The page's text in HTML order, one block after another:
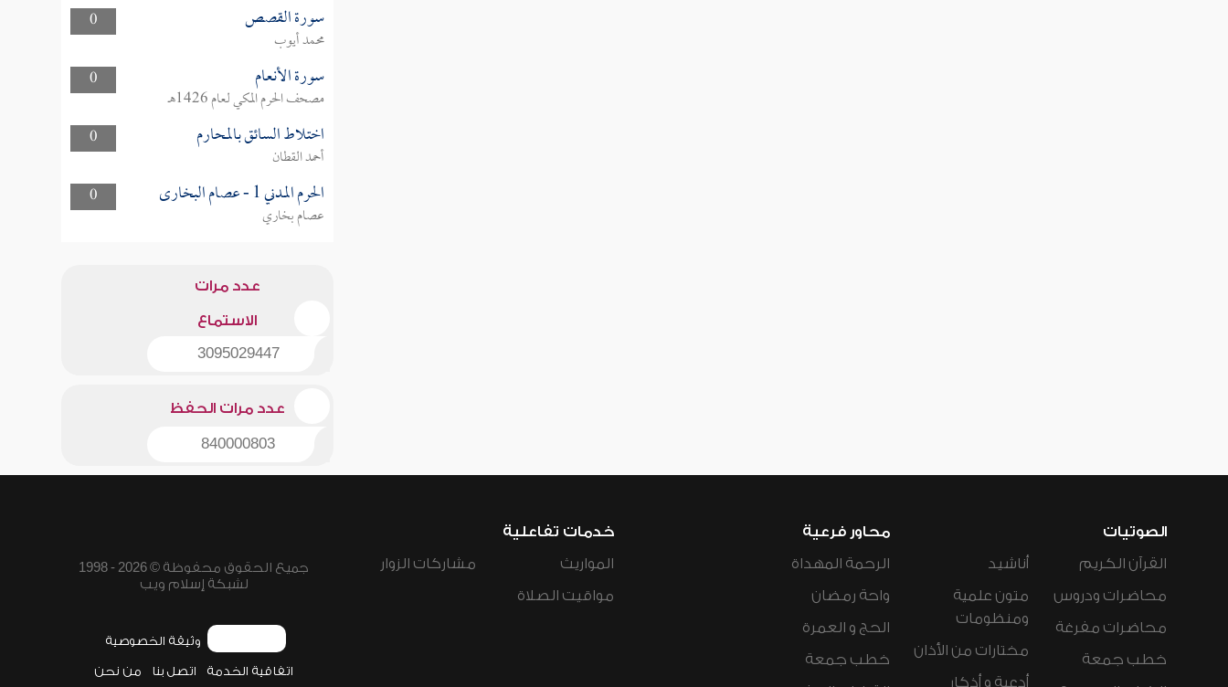
0
سورة القصص
محمد أيوب
0
سورة الأنعام
مصحف الحرم المكي لعام 1426هـ
0
اختلاط السائق بالمحارم
أحمد القطان
0
الحرم المدني 1 - عصام البخارى
عصام بخاري
عدد مرات
الاستماع
3095029447
عدد مرات الحفظ
840000803
الصوتيات
القرآن الكريم
محاضرات ودروس
محاضرات مفرغة
خطب جمعة
أناشيد
متون علمية
ومنظومات
مختارات من الأذان
أدعية و أذكار
محاور فرعية
الرحمة المهداة
واحة رمضان
الحج و العمرة
خطب جمعة
خدمات تفاعلية
المواريث
مواقيت الصلاة
مشاركات الزوار
جميع الحقوق محفوظة © 2026 - 1998
لشبكة إسلام ويب
وثيقة الخصوصية
اتفاقية الخدمة اتصل بنا من نحن